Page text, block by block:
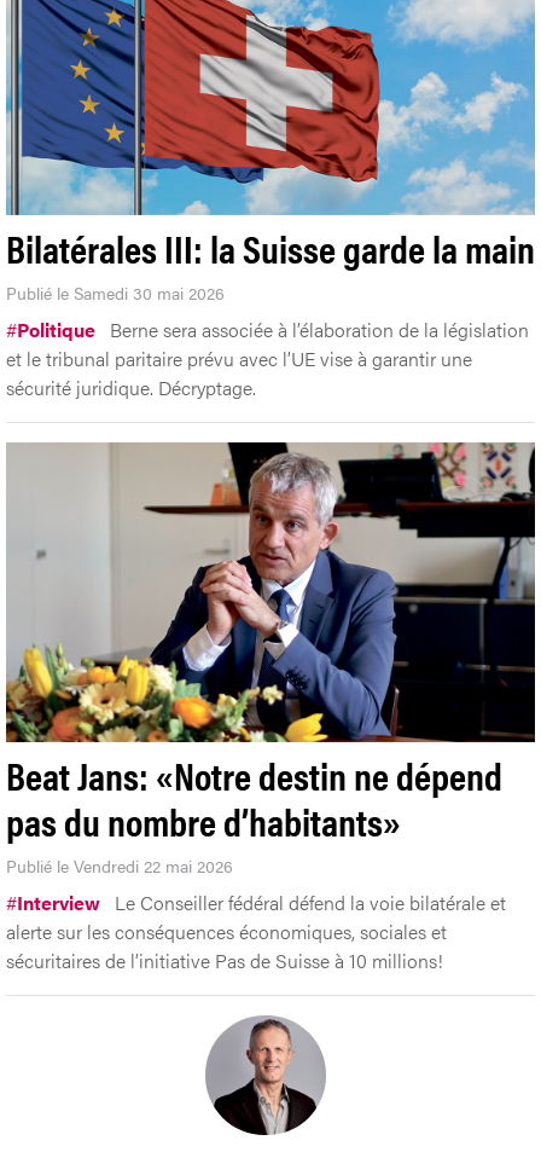
Bilatérales III: la Suisse garde la main
Publié le Samedi 30 mai 2026
#Politique Berne sera associée à l’élaboration de la législation
et le tribunal paritaire prévu avec l’UE vise à garantir une
sécurité juridique. Décryptage.
Beat Jans: «Notre destin ne dépend
pas du nombre d’habitants»
Publié le Vendredi 22 mai 2026
#Interview Le Conseiller fédéral défend la voie bilatérale et
alerte sur les conséquences économiques, sociales et
sécuritaires de l’initiative Pas de Suisse à 10 millions!